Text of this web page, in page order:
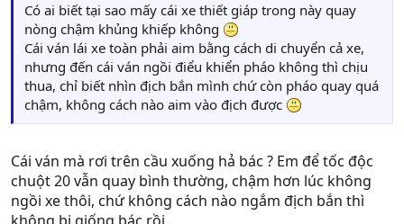
Có ai biết tại sao mấy cái xe thiết giáp trong này quay
nòng chậm khủng khiếp không
Cái ván lái xe toàn phải aim bằng cách di chuyển cả xe,
nhưng đến cái ván ngồi điểu khiển pháo không thì chịu
thua, chỉ biết nhìn địch bắn mình chứ còn pháo quay quá
chậm, không cách nào aim vào địch được
Cái ván mà rơi trên cầu xuống hả bác ? Em để tốc độc
chuột 20 vẫn quay bình thường, chậm hơn lúc không
ngồi xe thôi, chứ không cách nào ngắm địch bắn thì